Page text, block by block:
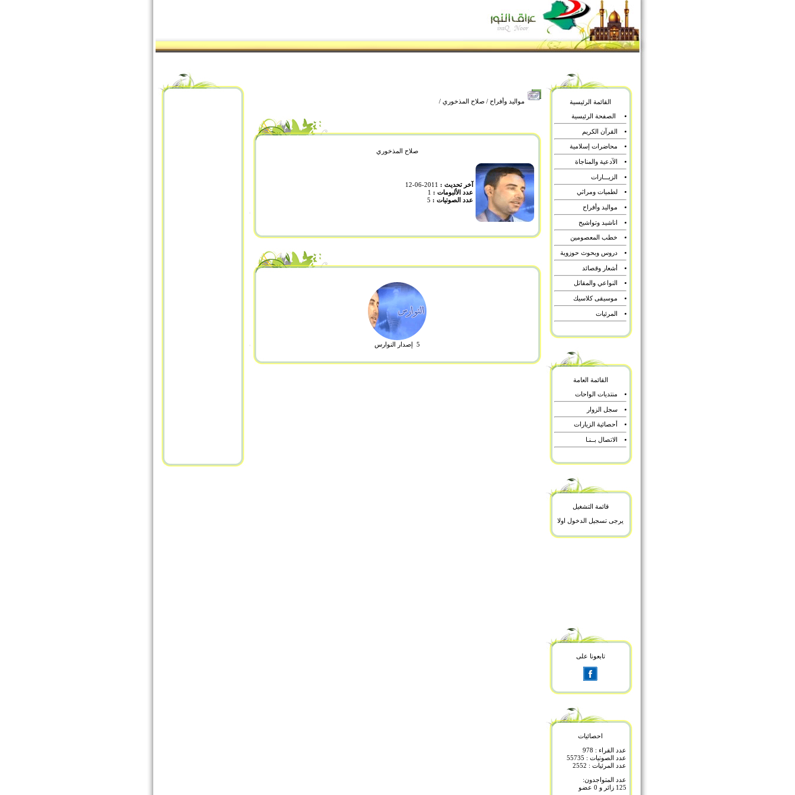
مواليد وأفراح / صلاح المذخوري /
صلاح المذخوري
آخر تحديث : 2011-06-12
عدد الألبومات : 1
عدد الصوتيات : 5
5 إصدار النوارس
القائمة الرئيسية
الصفحة الرئيسية
القرآن الكريم
محاضرات إسلامية
الآدعية والمناجاة
الزيـــارات
لطميات ومراثي
مواليد وأفراح
اناشيد وتواشيح
خطب المعصومين
دروس وبحوث حوزوية
أشعار وقصائد
النواعي والمقاتل
موسيقى كلاسيك
المرئيات
القائمة العامة
منتديات الواحات
سجل الزوار
أحصائية الزيارات
الاتصال بــنـا
قائمة التشغيل
يرجى تسجيل الدخول اولا
تابعونا على
احصائيات
عدد القراء : 978
عدد الصوتيات : 55735
عدد المرئيات : 2552
عدد المتواجدون:
125 زائر و 0 عضو